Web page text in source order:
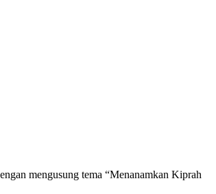
mengusung tema “Menanamkan Kiprah